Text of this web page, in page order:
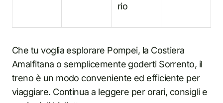
rio
Che tu voglia esplorare Pompei, la Costiera
Amalfitana o semplicemente goderti Sorrento, il
treno è un modo conveniente ed efficiente per
viaggiare. Continua a leggere per orari, consigli e